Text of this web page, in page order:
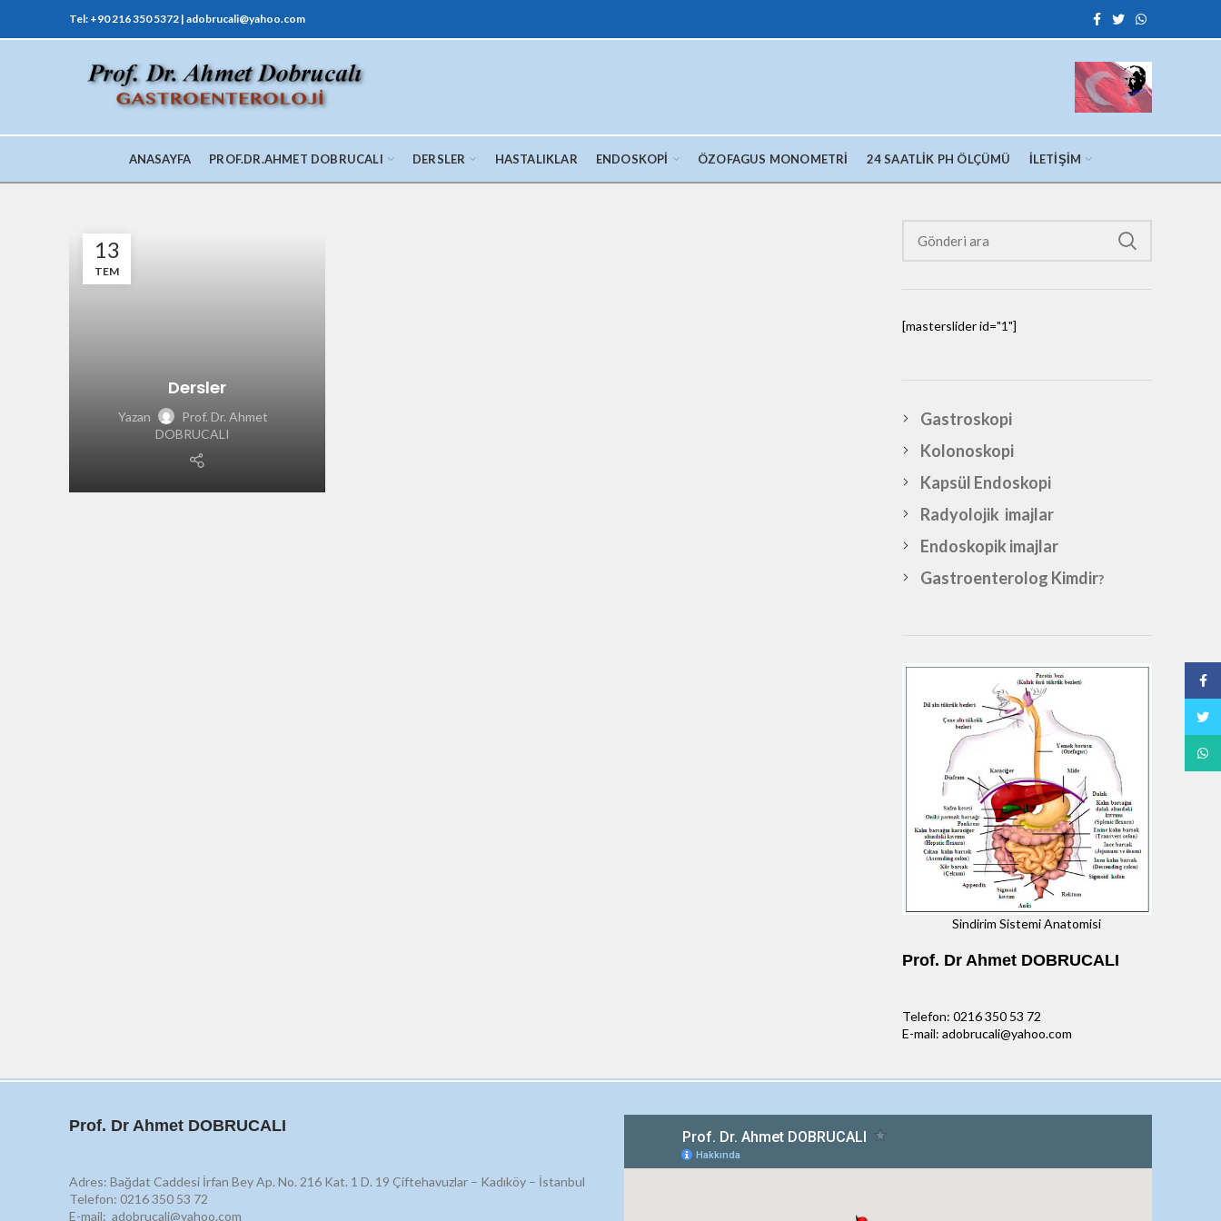
Tel: +90 216 350 5372 | adobrucali@yahoo.com
ANASAYFA PROF.DR.AHMET DOBRUCALI DERSLER HASTALIKLAR ENDOSKOPI ÖZOFAGUS MONOMETRI 24 SAATLIK PH ÖLÇÜMÜ İLETIŞIM
13
TEM
Dersler
Yazan
Prof. Dr. Ahmet
DOBRUCALI
[masterslider id="1"]
Gastroskopi
Kolonoskopi
Kapsül Endoskopi
Radyolojik imajlar
Endoskopik imajlar
Gastroenterolog Kimdir?
Sindirim Sistemi Anatomisi
Prof. Dr Ahmet DOBRUCALI
Telefon: 0216 350 53 72
E-mail: adobrucali@yahoo.com
Prof. Dr Ahmet DOBRUCALI
Adres: Bağdat Caddesi İrfan Bey Ap. No. 216 Kat. 1 D. 19 Çiftehavuzlar – Kadıköy – İstanbul
Telefon: 0216 350 53 72
E-mail: adobrucali@yahoo.com